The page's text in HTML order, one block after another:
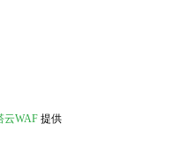
云WAF 提供